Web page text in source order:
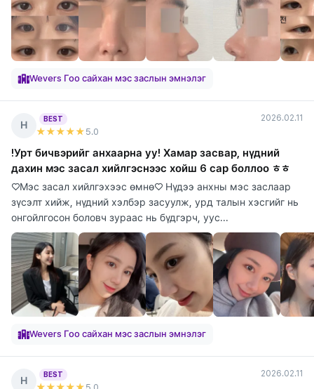
Wevers Гоо сайхан мэс заслын эмнэлэг
Н
BEST
★★★★★ 5.0
2026.02.11
!Урт бичвэрийг анхаарна уу! Хамар засвар, нүдний
дахин мэс засал хийлгэснээс хойш 6 сар боллоо ㅎㅎ
♡Мэс засал хийлгэхээс өмнө♡ Нүдээ анхны мэс заслаар
зүсэлт хийж, нүдний хэлбэр засуулж, урд талын хэсгийг нь
онгойлгосон боловч зураас нь бүдгэрч, уус...
Wevers Гоо сайхан мэс заслын эмнэлэг
Н
BEST 2026.02.11